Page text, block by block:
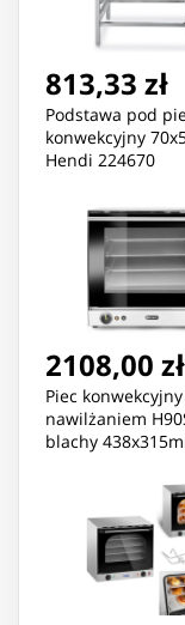
813,33 zł
Podstawa pod
konwekcyjny
Hendi 224670
2108,00 zł
Piec konwekcyjny
nawilżaniem
blachy